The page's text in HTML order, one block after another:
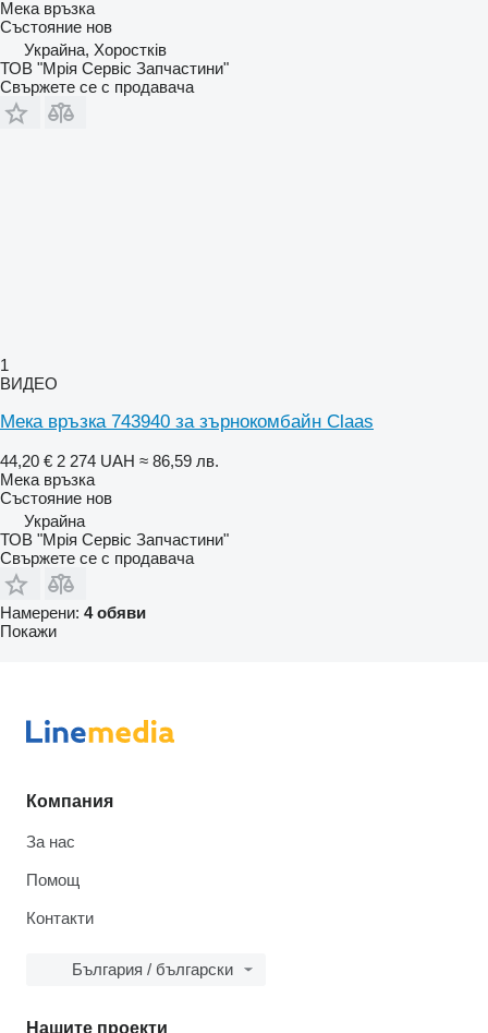
Мека връзка
Състояние нов
Украйна, Хоростків
ТОВ "Мрія Сервіс Запчастини"
Свържете се с продавача
1
ВИДЕО
Мека връзка 743940 за зърнокомбайн Claas
44,20 € 2 274 UAH ≈ 86,59 лв.
Мека връзка
Състояние нов
Украйна
ТОВ "Мрія Сервіс Запчастини"
Свържете се с продавача
Намерени: 4 обяви
Покажи
Компания
За нас
Помощ
Контакти
България / български
Нашите проекти